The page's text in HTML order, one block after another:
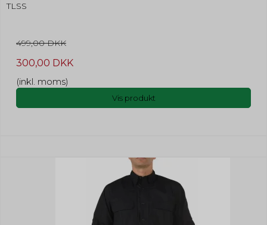
TLSS
499,00 DKK
300,00 DKK
(inkl. moms)
Vis produkt